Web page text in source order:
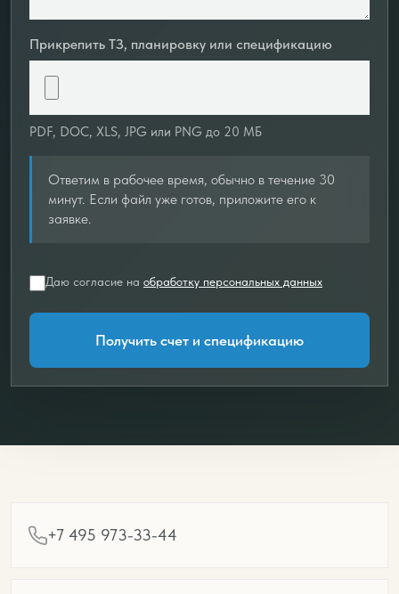
Прикрепить ТЗ, планировку или спецификацию
PDF, DOC, XLS, JPG или PNG до 20 МБ
Ответим в рабочее время, обычно в течение 30
минут. Если файл уже готов, приложите его к
заявке.
Даю согласие на обработку персональных данных
Получить счет и спецификацию
+7 495 973-33-44